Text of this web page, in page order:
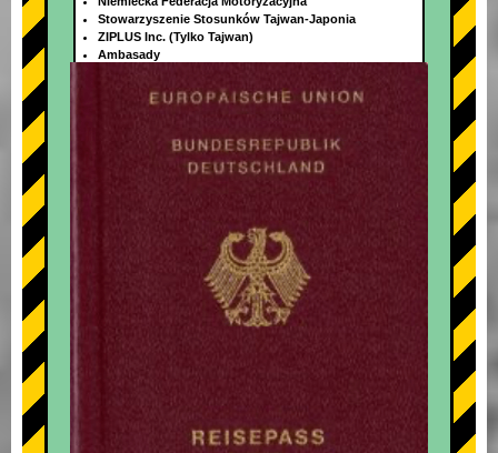
+
Stowarzyszenie Stosunków Tajwan-Japonia
ZIPLUS Inc. (Tylko Tajwan)
Ambasady